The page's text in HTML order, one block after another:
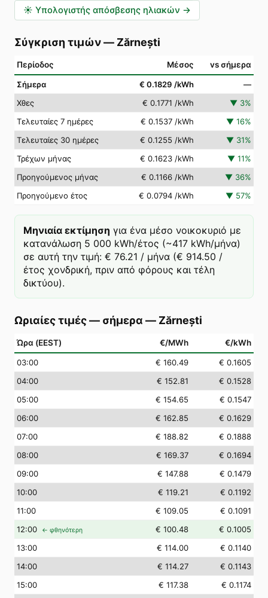
☀️ Υπολογιστής απόσβεσης ηλιακών →
Σύγκριση τιμών— Zărnești
Περίοδος Μέσος vs σήμερα
Σήμερα € 0.1829 /kWh
—
Χθες
€ 0.1771 /kWh ▼ 3%
Τελευταίες 7 ημέρες
€ 0.1537 /kWh ▼ 16%
Τελευταίες 30 ημέρες
€ 0.1255 /kWh ▼ 31%
Τρέχων μήνας
€ 0.1623 /kWh ▼ 11%
Προηγούμενος μήνας
€ 0.1166 /kWh ▼ 36%
Προηγούμενο έτος
€ 0.0794 /kWh ▼ 57%
Μηνιαία εκτίμηση για ένα μέσο νοικοκυριό με
κατανάλωση 5 000 kWh/έτος (~417 kWh/μήνα)
σε αυτή την τιμή: € 76.21 / μήνα (€ 914.50 /
έτος χονδρική, πριν από φόρους και τέλη
δικτύου).
Ωριαίες τιμές — σήμερα — Zărnești
Ώρα (EEST) €/MWh €/kWh
03:00 € 160.49
€ 0.1605
04:00 € 152.81
€ 0.1528
05:00 € 154.65
€ 0.1547
06:00 € 162.85
€ 0.1629
07:00 € 188.82
€ 0.1888
08:00 € 169.37
€ 0.1694
09:00 € 147.88
€ 0.1479
10:00 € 119.21
€ 0.1192
11:00 € 109.05
€ 0.1091
12:00 ← φθηνότερη € 100.48
€ 0.1005
13:00 € 114.00
€ 0.1140
14:00 € 114.27
€ 0.1143
15:00 € 117.38
€ 0.1174